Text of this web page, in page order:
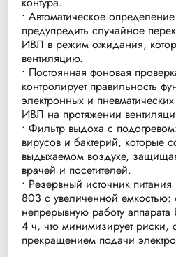
• Автоматическое
предупредить случайное
ИВЛ в режим ожидания,
вентиляцию.
• Постоянная фоновая
контролирует правильность
электронных и
ИВЛ на протяжении
• Фильтр выдоха с
вирусов и бактерий, которые
выдыхаемом воздухе,
врачей и посетителей.
• Резервный источник
803 с увеличенной емкостью:
непрерывную работу
4 ч, что минимизирует риски,
прекращением подачи